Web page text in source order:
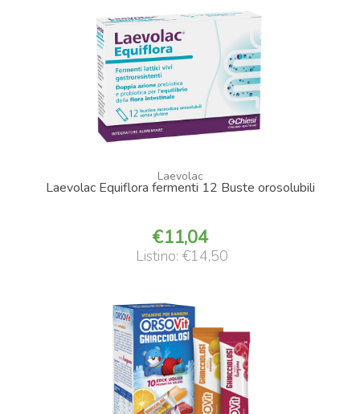
Laevolac
Laevolac Equiflora fermenti 12 Buste orosolubili
11,04
Listino: €14,50